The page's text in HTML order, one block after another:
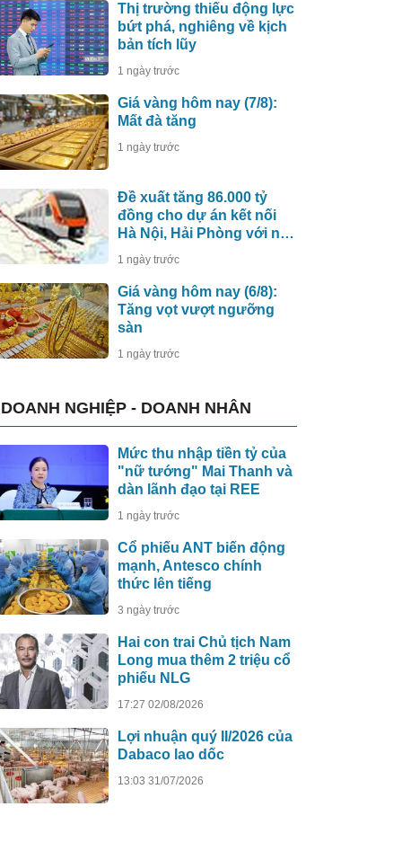
Thị trường thiếu động lực
bứt phá, nghiêng về kịch
bản tích lũy
1 ngày trước
Giá vàng hôm nay (7/8):
Mất đà tăng
1 ngày trước
Đề xuất tăng 86.000 tỷ
đồng cho dự án kết nối
Hà Nội, Hải Phòng với nơi
có “đệ nhất hùng quan
Tây Bắc”
1 ngày trước
Giá vàng hôm nay (6/8):
Tăng vọt vượt ngưỡng
sàn
1 ngày trước
DOANH NGHIỆP - DOANH NHÂN
Mức thu nhập tiền tỷ của
"nữ tướng" Mai Thanh và
dàn lãnh đạo tại REE
1 ngày trước
Cổ phiếu ANT biến động
mạnh, Antesco chính
thức lên tiếng
3 ngày trước
Hai con trai Chủ tịch Nam
Long mua thêm 2 triệu cổ
phiếu NLG
17:27 02/08/2026
Lợi nhuận quý II/2026 của
Dabaco lao dốc
13:03 31/07/2026